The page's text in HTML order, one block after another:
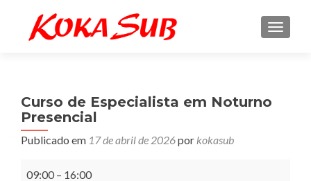
Curso de Especialista em Noturno
Presencial
Publicado em 17 de abril de 2026por kokasub
09:00 – 16:00